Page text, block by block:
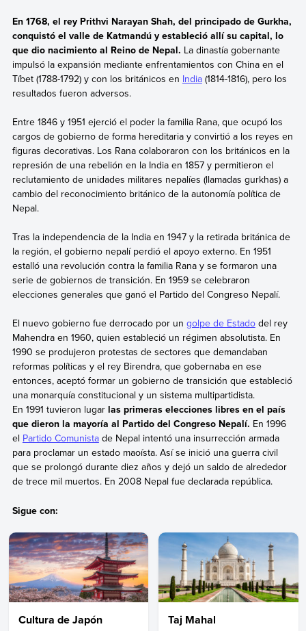
En 1768, el rey Prithvi Narayan Shah, del principado de Gurkha,
conquistó el valle de Katmandú y estableció allí su capital, lo
que dio nacimiento al Reino de Nepal. La dinastía gobernante
impulsó la expansión mediante enfrentamientos con China en el
Tíbet (1788-1792) y con los británicos en India(1814-1816), pero los
resultados fueron adversos.
Entre 1846 y 1951 ejerció el poder la familia Rana, que ocupó los
cargos de gobierno de forma hereditaria y convirtió a los reyes en
figuras decorativas. Los Rana colaboraron con los británicos en la
represión de una rebelión en la India en 1857 y permitieron el
reclutamiento de unidades militares nepalíes (llamadas gurkhas) a
cambio del reconocimiento británico de la autonomía política de
Nepal.
Tras la independencia de la India en 1947 y la retirada británica de
la región, el gobierno nepalí perdió el apoyo externo. En 1951
estalló una revolución contra la familia Rana y se formaron una
serie de gobiernos de transición. En 1959 se celebraron
elecciones generales que ganó el Partido del Congreso Nepalí.
El nuevo gobierno fue derrocado por un golpe de Estadodel rey
Mahendra en 1960, quien estableció un régimen absolutista. En
1990 se produjeron protestas de sectores que demandaban
reformas políticas y el rey Birendra, que gobernaba en ese
entonces, aceptó formar un gobierno de transición que estableció
una monarquía constitucional y un sistema multipartidista.
En 1991 tuvieron lugarlas primeras elecciones libres en el país
que dieron la mayoría al Partido del Congreso Nepalí. En 1996
el Partido Comunistade Nepal intentó una insurrección armada
para proclamar un estado maoísta. Así se inició una guerra civil
que se prolongó durante diez años y dejó un saldo de alrededor
de trece mil muertos. En 2008 Nepal fue declarada república.
Sigue con:
Cultura de Japón Taj Mahal